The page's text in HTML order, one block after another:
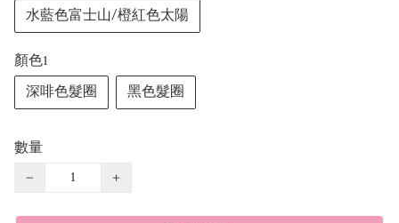
水藍色富士山/橙紅色太陽
顏色1
深啡色髮圈
黑色髮圈
數量
−
+